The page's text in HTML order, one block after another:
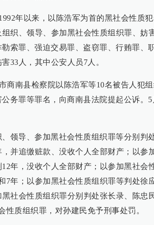
年以来，以陈浩军为首的黑社会性质
织、领导、参加黑社会性质组织罪、妨
索罪、强迫交易罪、盗窃罪、行贿罪、
33人，其中公安人员7人。
商南县检察院以陈浩军等10名被告人犯组
务罪等罪名，向商南县法院提起公诉。5
领导、参加黑社会性质组织罪等分别判
并追缴赃款、没收个人全部财产；以参
年，没收个人全部财产；以参加黑社会
7年；以参加黑社会性质组织罪等判处徐
社会性质组织罪分别判处张长录、陈忠
性质组织罪，对孙建民免予刑事处罚。